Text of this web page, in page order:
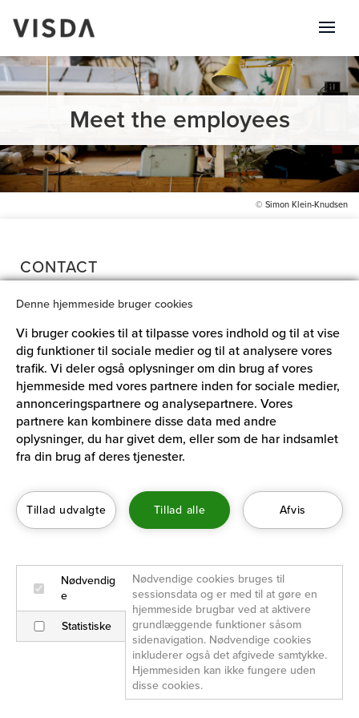
Meet the employees
© Simon Klein-Knudsen
CONTACT
Aarhusgade 88, 1. floor
2100 Copenhagen OE
Denmark
Policies & Procedures
VISDA’s Privacy Policy
Danish
Denne hjemmeside bruger cookies
Vi bruger cookies til at tilpasse vores indhold og til at vise
dig funktioner til sociale medier og til at analysere vores
trafik. Vi deler også oplysninger om din brug af vores
hjemmeside med vores partnere inden for sociale medier,
annonceringspartnere og analysepartnere. Vores
partnere kan kombinere disse data med andre
oplysninger, du har givet dem, eller som de har indsamlet
fra din brug af deres tjenester.
Tillad udvalgte Tillad alle Afvis
Nødvendig
e
Statistiske
Nødvendige cookies bruges til
sessionsdata og er med til at gøre en
hjemmeside brugbar ved at aktivere
grundlæggende funktioner såsom
sidenavigation. Nødvendige cookies
inkluderer også det afgivede samtykke.
Hjemmesiden kan ikke fungere uden
disse cookies.